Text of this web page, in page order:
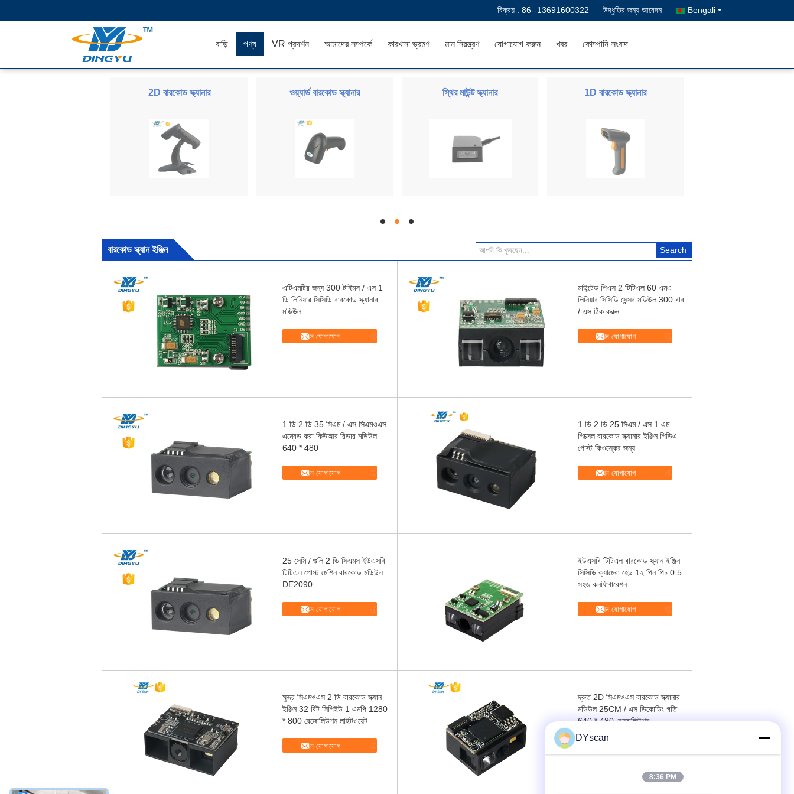
বিক্রয় : 86--13691600322 উদ্ধৃতির জন্য আবেদন Bengali
বাড়ি পণ্য VR প্রদর্শন আমাদের সম্পর্কে কারখানা ভ্রমণ মান নিয়ন্ত্রণ যোগাযোগ করুন খবর কোম্পানি সংবাদ
2D বারকোড স্ক্যানার ওয়্যার্ড বারকোড স্ক্যানার স্থির মাউন্ট স্ক্যানার 1D বারকোড স্ক্যানার
hd hd hd
বারকোড স্ক্যান ইঞ্জিন
এটিএমটির জন্য 300 টাইমস / এস 1
ডি লিনিয়ার সিসিডি বারকোড স্ক্যানার
মডিউল
এখন যোগাযোগ
মাউন্টেড পিএস 2 টিটিএল 60 এমএ
লিনিয়ার সিসিডি সেন্সর মডিউল 300 বার
/ এস ঠিক করুন
এখন যোগাযোগ
1 ডি 2 ডি 35 সিএম / এস সিএমওএস
এম্বেড করা কিউআর রিডার মডিউল
640 * 480
এখন যোগাযোগ
1 ডি 2 ডি 25 সিএম / এস 1 এম
পিক্সেল বারকোড স্ক্যানার ইঞ্জিন পিডিএ
পোস্ট কিওস্কের জন্য
এখন যোগাযোগ
25 সেমি / গুলি 2 ডি সিএমস ইউএসবি
টিটিএল পোস্ট মেশিন বারকোড মডিউল
DE2090
এখন যোগাযোগ
ইউএসবি টিটিএল বারকোড স্ক্যান ইঞ্জিন
সিসিডি ক্যামেরা হেড 1২ পিন পিচ 0.5
সহজ কনফিগারেশন
এখন যোগাযোগ
ক্ষুদ্র সিএমওএস 2 ডি বারকোড স্ক্যান
ইঞ্জিন 32 বিট সিপিইউ 1 এমপি 1280
* 800 রেজোলিউশন লাইটওয়েট
এখন যোগাযোগ
দ্রুত 2D সিএমওএস বারকোড স্ক্যানার
মডিউল 25CM / এস ডিকোডিং গতি
640 * 480 রেজোলিউশন
DYscan
8:36 PM